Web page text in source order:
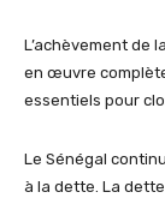
L’achèvement de
en œuvre
essentiels pour
Le Sénégal
à la dette. La